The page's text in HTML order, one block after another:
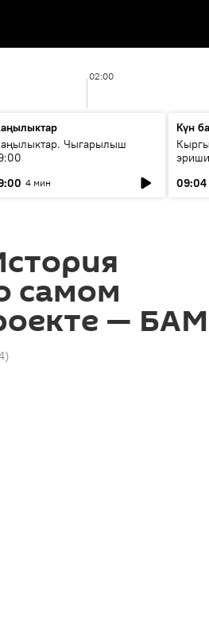
02:00
Чыгарылыш
4 мин
Күн
09:04
самом
—
)